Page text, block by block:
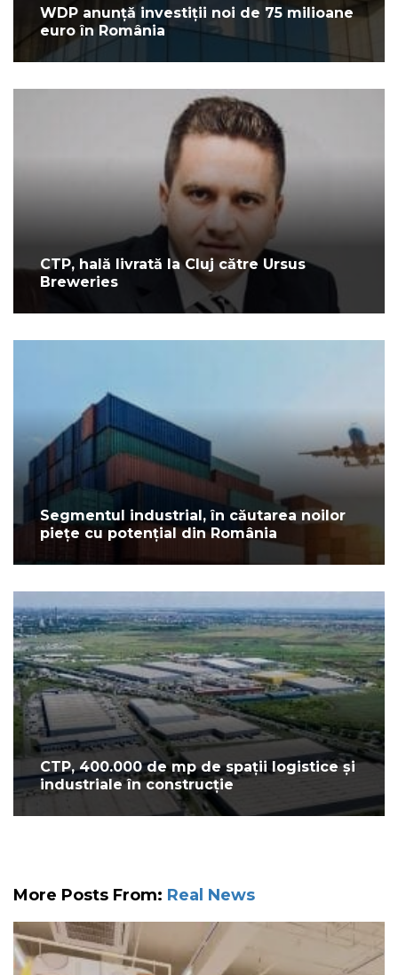
WDP anunță investiții noi de 75 milioane
euro în România
CTP, hală livrată la Cluj către Ursus
Breweries
Segmentul industrial, în căutarea noilor
piețe cu potențial din România
CTP, 400.000 de mp de spații logistice și
industriale în construcție
More Posts From: Real News